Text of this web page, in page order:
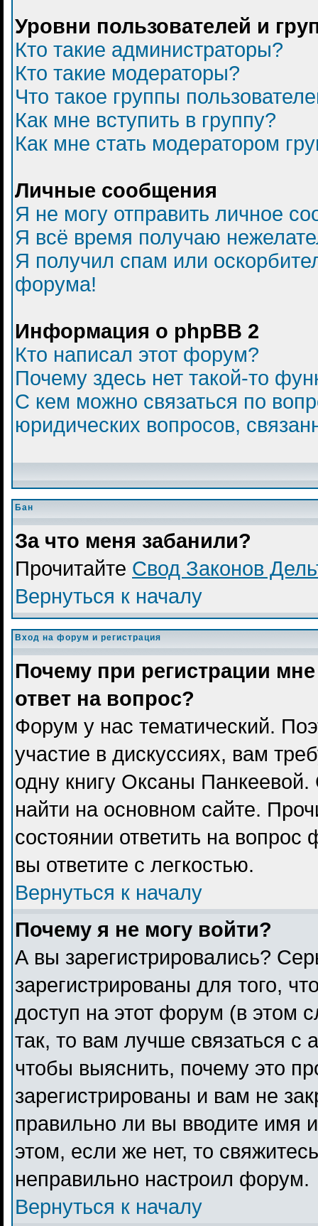
Уровни пользователей и
Кто такие администраторы?
Кто такие модераторы?
Что такое группы
Как мне вступить в группу?
Как мне стать модератором
Личные сообщения
Я не могу отправить личное
Я всё время получаю
Я получил спам или
форума!
Информация о phpBB 2
Кто написал этот форум?
Почему здесь нет такой-то
С кем можно связаться по
юридических вопросов,
Бан
За что меня забанили?
Прочитайте Свод Законов
Вернуться к началу
Вход на форум и регистрация
Почему при регистрации
ответ на вопрос?
Форум у нас тематический.
участие в дискуссиях, вам
одну книгу Оксаны
найти на основном сайте.
состоянии ответить на
вы ответите с легкостью.
Вернуться к началу
Почему я не могу войти?
А вы зарегистрировались?
зарегистрированы для того,
доступ на этот форум (в этом
так, то вам лучше связаться
чтобы выяснить, почему это
зарегистрированы и вам не
правильно ли вы вводите имя
этом, если же нет, то
неправильно настроил форум.
Вернуться к началу